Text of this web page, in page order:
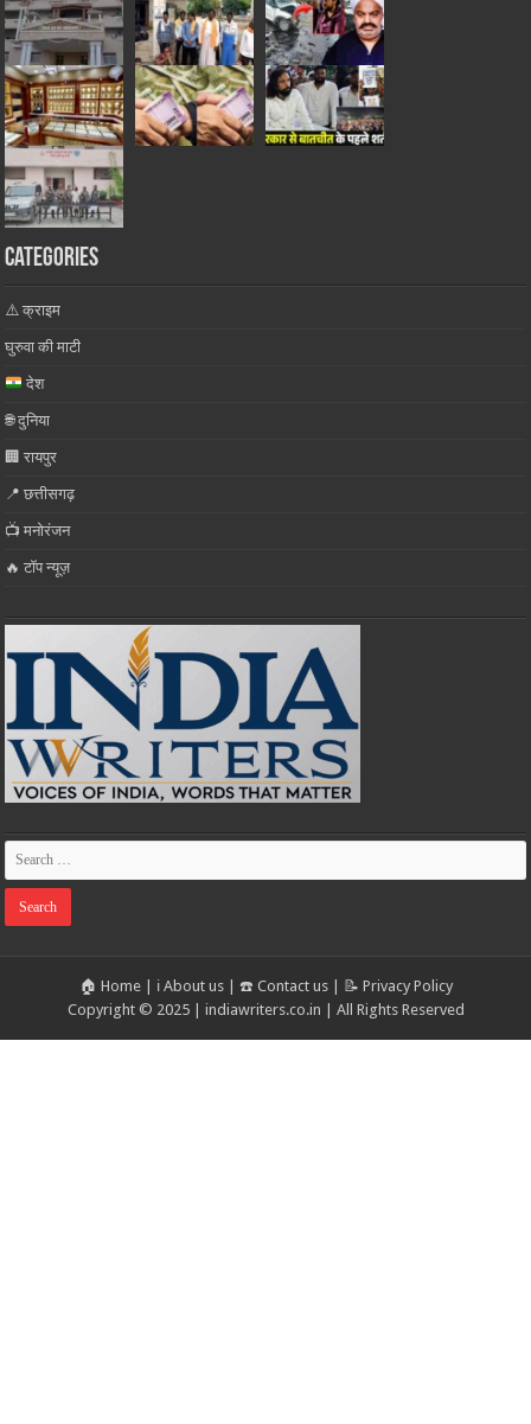
Categories
⚠️ क्राइम
घुरुवा की माटी
देश
🌐 दुनिया
🏢 रायपुर
📍 छत्तीसगढ़
📺 मनोरंजन
🔥 टॉप न्यूज़
🏠 Home| ℹ️ About us| ☎️ Contact us| 📝 Privacy Policy
Copyright © 2025 | indiawriters.co.in | All Rights Reserved